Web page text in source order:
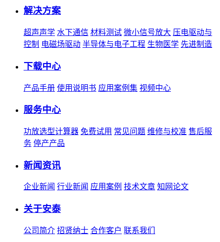
解决方案
超声声学 水下通信 材料测试 微小信号放大 压电驱动与
控制 电磁场驱动 半导体与电子工程 生物医学 先进制造
下载中心
产品手册 使用说明书 应用案例集 视频中心
服务中心
功放选型计算器 免费试用 常见问题 维修与校准 售后服
务 停产产品
新闻资讯
企业新闻 行业新闻 应用案例 技术文章 知网论文
关于安泰
公司简介 招贤纳士 合作客户 联系我们